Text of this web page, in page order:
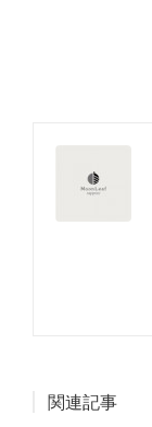
関連記事